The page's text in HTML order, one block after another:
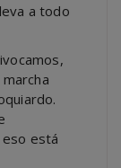
a todo
está